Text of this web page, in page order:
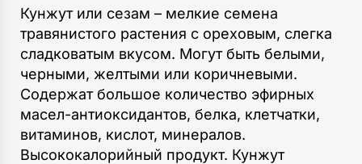
Кунжут или сезам – мелкие семена
травянистого растения с ореховым, слегка
сладковатым вкусом. Могут быть белыми,
черными, желтыми или коричневыми.
Содержат большое количество эфирных
масел-антиоксидантов, белка, клетчатки,
витаминов, кислот, минералов.
Высококалорийный продукт. Кунжут